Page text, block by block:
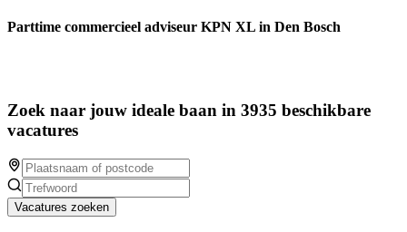
Parttime commercieel adviseur KPN XL in Den Bosch
Zoek naar jouw ideale baan in 3935 beschikbare
vacatures
Vacatures zoeken